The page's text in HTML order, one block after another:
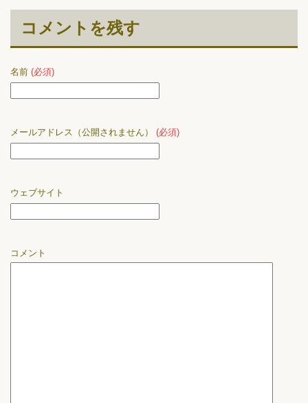
コメントを残す
名前 (必須)
メールアドレス（公開されません） (必須)
ウェブサイト
コメント